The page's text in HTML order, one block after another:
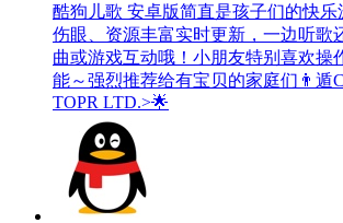
酷狗儿歌 安卓版简直是孩子们的快
伤眼、资源丰富实时更新，一边听歌
曲或游戏互动哦！小朋友特别喜欢操
能～强烈推荐给有宝贝的家庭们👨‍遁️
TOPR LTD.>🌟